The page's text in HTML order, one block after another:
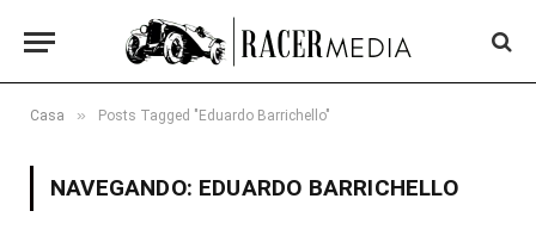
Casa » Posts Tagged "Eduardo Barrichello"
NAVEGANDO: EDUARDO BARRICHELLO